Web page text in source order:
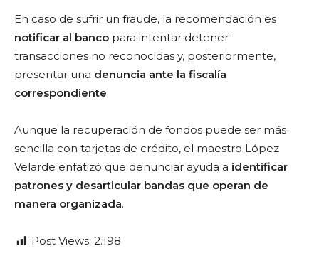
En caso de sufrir un fraude, la recomendación es
notificar al banco para intentar detener
transacciones no reconocidas y, posteriormente,
presentar una denuncia ante la fiscalía
correspondiente.
Aunque la recuperación de fondos puede ser más
sencilla con tarjetas de crédito, el maestro López
Velarde enfatizó que denunciar ayuda a identificar
patrones y desarticular bandas que operan de
manera organizada.
Post Views: 2.198